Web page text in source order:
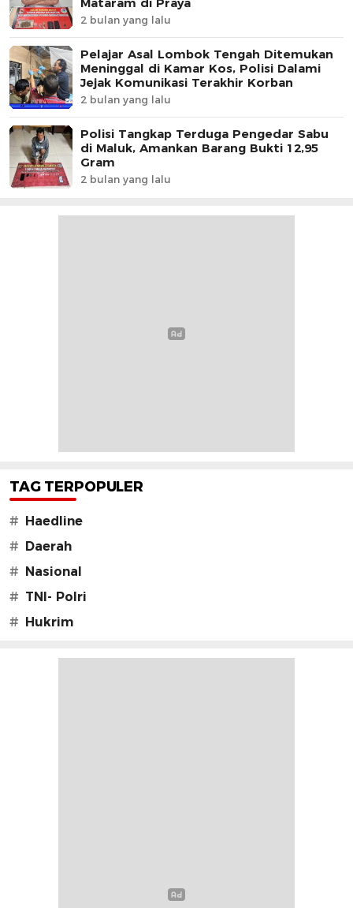
2 bulan yang lalu
Pelajar Asal Lombok Tengah Ditemukan
Meninggal di Kamar Kos, Polisi Dalami
Jejak Komunikasi Terakhir Korban
2 bulan yang lalu
Polisi Tangkap Terduga Pengedar Sabu
di Maluk, Amankan Barang Bukti 12,95
Gram
2 bulan yang lalu
TAG TERPOPULER
# Haedline
# Daerah
# Nasional
# TNI- Polri
# Hukrim